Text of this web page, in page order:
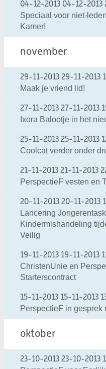
04-12-2013 04-12-2013
Speciaal voor niet-
Kamer!
november
29-11-2013 29-11-2013
Maak je vriend lid!
27-11-2013 27-11-2013
Ixora Balootje in het
25-11-2013 25-11-2013
Coolcat verder onder
21-11-2013 21-11-2013
PerspectieF vesten en
20-11-2013 20-11-2013
Lancering
Kindermishandeling
Veilig
19-11-2013 19-11-2013
ChristenUnie en
Starterscontract
15-11-2013 15-11-2013
PerspectieF in gesprek
oktober
23-10-2013 23-10-2013